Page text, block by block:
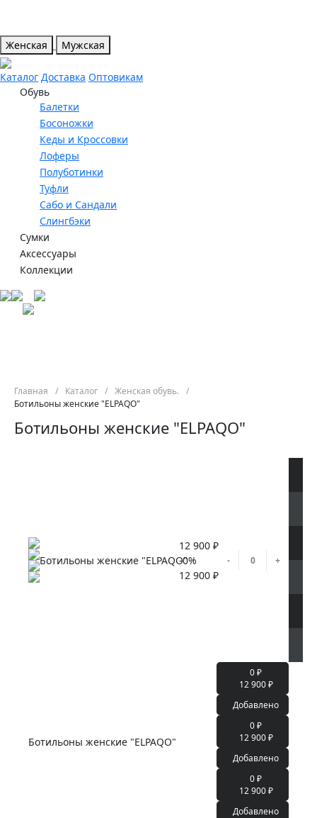
Женская Мужская
Каталог Доставка Оптовикам
Обувь
Балетки
Босоножки
Кеды и Кроссовки
Лоферы
Полуботинки
Туфли
Сабо и Сандали
Слингбэки
Сумки
Аксессуары
Коллекции
Главная / Каталог / Женская обувь.
/
Ботильоны женские "ELPAQO"
Ботильоны женские "ELPAQO"
Ботильоны женские "ELPAQO"
12 900 ₽
-0%
12 900 ₽
- +
Ботильоны женские "ELPAQO"
0 ₽
12 900 ₽
Добавлено
0 ₽
12 900 ₽
Добавлено
0 ₽
12 900 ₽
Добавлено